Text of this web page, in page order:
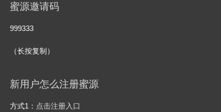
蜜源邀请码
999333
（长按复制）
新用户怎么注册蜜源
方式1： 点击注册入口